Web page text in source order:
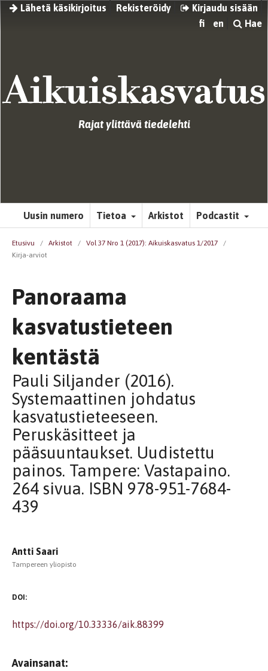
Lähetä käsikirjoitus Rekisteröidy
Kirjaudu sisään
fi
en Hae
Rajat ylittävä tiedelehti
Uusin numero Tietoa Arkistot Podcastit
Etusivu / Arkistot / Vol 37 Nro 1 (2017): Aikuiskasvatus 1/2017
/
Kirja-arviot
Panoraama
kasvatustieteen
kentästä
Pauli Siljander (2016).
Systemaattinen johdatus
kasvatustieteeseen.
Peruskäsitteet ja
pääsuuntaukset. Uudistettu
painos. Tampere: Vastapaino.
264 sivua. ISBN 978-951-7684-
439
Antti Saari
Tampereen yliopisto
DOI:
https://doi.org/10.33336/aik.88399
Avainsanat: